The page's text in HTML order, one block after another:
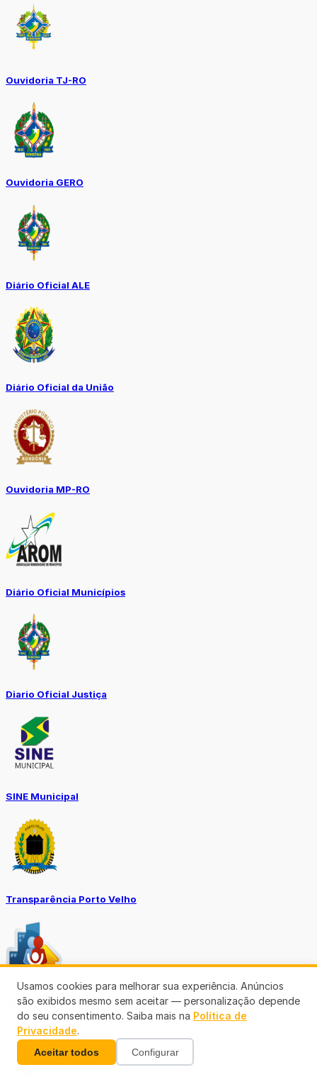
Ouvidoria TJ-RO
Ouvidoria GERO
Diário Oficial ALE
Diário Oficial da União
Ouvidoria MP-RO
Diário Oficial Municípios
Diario Oficial Justiça
SINE Municipal
Transparência Porto Velho
SEMUSA
(69)3901-3176
Usamos cookies para melhorar sua experiência. Anúncios
são exibidos mesmo sem aceitar — personalização depende
do seu consentimento. Saiba mais na Política de
Privacidade.
Aceitar todos Configurar